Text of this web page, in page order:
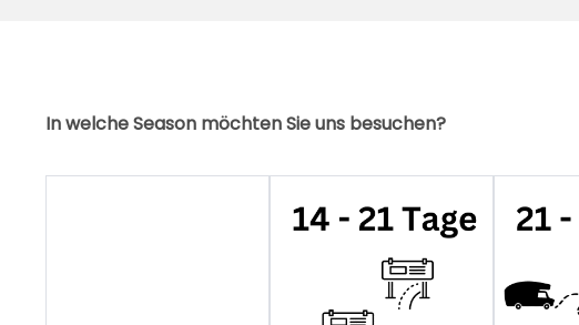
In welche Season möchten Sie uns besuchen?